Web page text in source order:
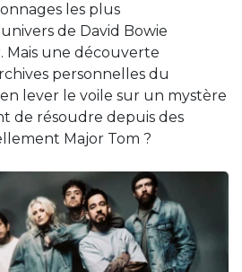
les plus
de David Bowie
Mais une découverte
personnelles du
lever le voile sur un mystère
de résoudre depuis des
Major Tom ?